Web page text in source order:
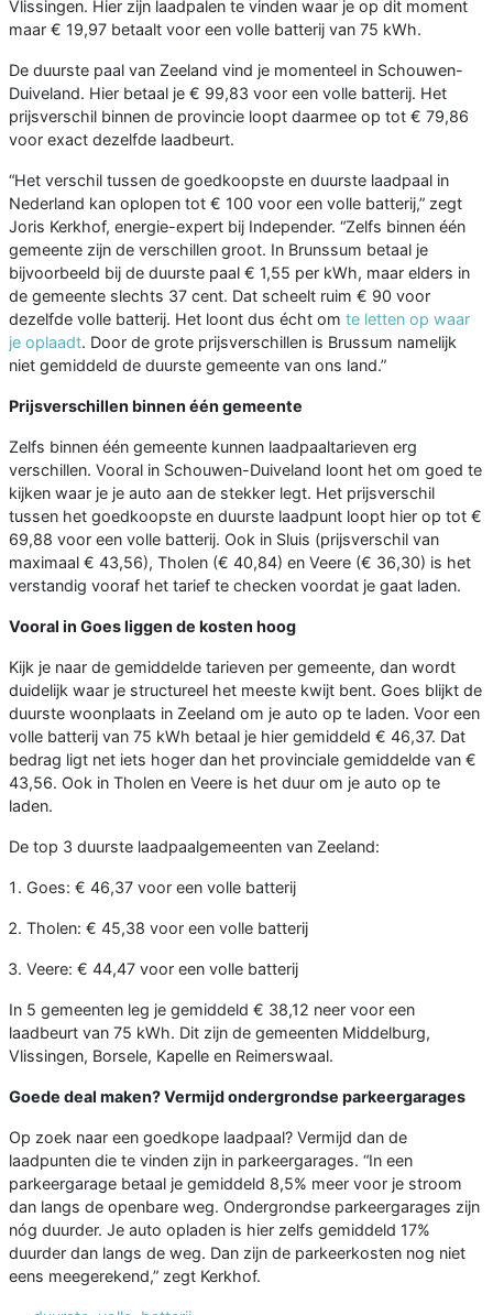
Vlissingen. Hier zijn laadpalen te vinden waar je op dit moment
maar € 19,97 betaalt voor een volle batterij van 75 kWh.
De duurste paal van Zeeland vind je momenteel in Schouwen-
Duiveland. Hier betaal je € 99,83 voor een volle batterij. Het
prijsverschil binnen de provincie loopt daarmee op tot € 79,86
voor exact dezelfde laadbeurt.
“Het verschil tussen de goedkoopste en duurste laadpaal in
Nederland kan oplopen tot € 100 voor een volle batterij,” zegt
Joris Kerkhof, energie-expert bij Independer. “Zelfs binnen één
gemeente zijn de verschillen groot. In Brunssum betaal je
bijvoorbeeld bij de duurste paal € 1,55 per kWh, maar elders in
de gemeente slechts 37 cent. Dat scheelt ruim € 90 voor
dezelfde volle batterij. Het loont dus écht om te letten op waar
je oplaadt. Door de grote prijsverschillen is Brussum namelijk
niet gemiddeld de duurste gemeente van ons land.”
Prijsverschillen binnen één gemeente
Zelfs binnen één gemeente kunnen laadpaaltarieven erg
verschillen. Vooral in Schouwen-Duiveland loont het om goed te
kijken waar je je auto aan de stekker legt. Het prijsverschil
tussen het goedkoopste en duurste laadpunt loopt hier op tot €
69,88 voor een volle batterij. Ook in Sluis (prijsverschil van
maximaal € 43,56), Tholen (€ 40,84) en Veere (€ 36,30) is het
verstandig vooraf het tarief te checken voordat je gaat laden.
Vooral in Goes liggen de kosten hoog
Kijk je naar de gemiddelde tarieven per gemeente, dan wordt
duidelijk waar je structureel het meeste kwijt bent. Goes blijkt de
duurste woonplaats in Zeeland om je auto op te laden. Voor een
volle batterij van 75 kWh betaal je hier gemiddeld € 46,37. Dat
bedrag ligt net iets hoger dan het provinciale gemiddelde van €
43,56. Ook in Tholen en Veere is het duur om je auto op te
laden.
De top 3 duurste laadpaalgemeenten van Zeeland:
Goes: € 46,37 voor een volle batterij
Tholen: € 45,38 voor een volle batterij
Veere: € 44,47 voor een volle batterij
In 5 gemeenten leg je gemiddeld € 38,12 neer voor een
laadbeurt van 75 kWh. Dit zijn de gemeenten Middelburg,
Vlissingen, Borsele, Kapelle en Reimerswaal.
Goede deal maken? Vermijd ondergrondse parkeergarages
Op zoek naar een goedkope laadpaal? Vermijd dan de
laadpunten die te vinden zijn in parkeergarages. “In een
parkeergarage betaal je gemiddeld 8,5% meer voor je stroom
dan langs de openbare weg. Ondergrondse parkeergarages zijn
nóg duurder. Je auto opladen is hier zelfs gemiddeld 17%
duurder dan langs de weg. Dan zijn de parkeerkosten nog niet
eens meegerekend,” zegt Kerkhof.